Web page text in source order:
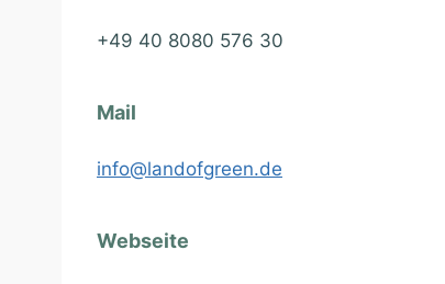
+49 40 8080 576 30
Mail
info@landofgreen.de
Webseite